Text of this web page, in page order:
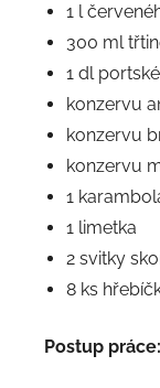
1 l
300 ml
1 dl
konzervu
konzervu
konzervu
1
1 limetka
2 svitky
8 ks
Postup práce: